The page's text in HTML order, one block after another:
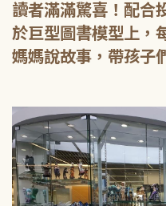
讀者滿滿驚喜！配合
於巨型圖書模型上，
媽媽說故事，帶孩子